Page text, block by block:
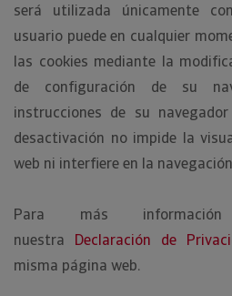
será utilizada únicamente
usuario puede en cualquier
las cookies mediante la
de configuración de su
instrucciones de su
desactivación no impide la
web ni interfiere en la
Para más
nuestra Declaración de
misma página web.